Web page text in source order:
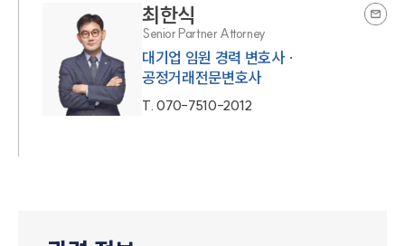
최한식
Senior Partner Attorney
대기업 임원 경력 변호사 ·
공정거래전문변호사
T.070-7510-2012